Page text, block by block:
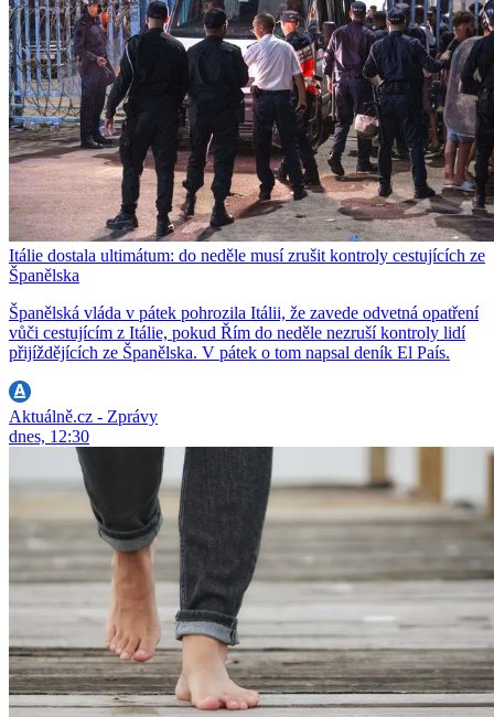
Itálie dostala ultimátum: do neděle musí zrušit kontroly cestujících ze
Španělska
Španělská vláda v pátek pohrozila Itálii, že zavede odvetná opatření
vůči cestujícím z Itálie, pokud Řím do neděle nezruší kontroly lidí
přijíždějících ze Španělska. V pátek o tom napsal deník El País.
Aktuálně.cz - Zprávy
dnes, 12:30